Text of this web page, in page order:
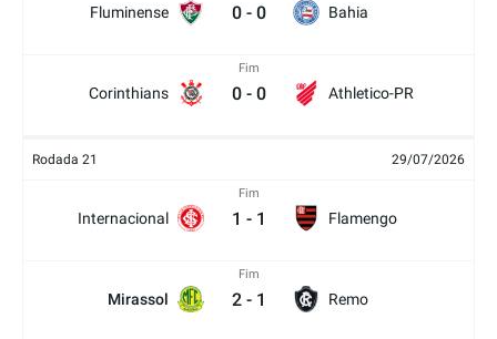
Fluminense 0 - 0 Bahia
Corinthians
Fim
0 - 0 Athletico-PR
Rodada 21 29/07/2026
Internacional
Fim
1 - 1 Flamengo
Mirassol
Fim
2 - 1 Remo